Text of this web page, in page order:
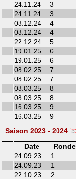
24.11.24
3
24.11.24
3
08.12.24
4
08.12.24
4
22.12.24
5
19.01.25
6
19.01.25
6
08.02.25
7
08.02.25
7
08.03.25
8
08.03.25
8
16.03.25
9
16.03.25
9
Saison 2023 - 2024
Date
Ronde
24.09.23
1
24.09.23
1
22.10.23
2